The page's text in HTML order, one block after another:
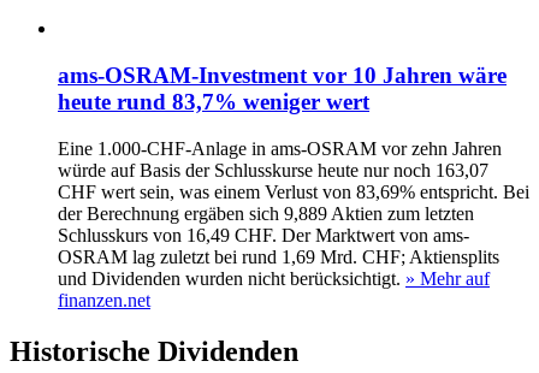
ams-OSRAM-Investment vor 10 Jahren wäre
heute rund 83,7% weniger wert
Eine 1.000-CHF-Anlage in ams-OSRAM vor zehn Jahren
würde auf Basis der Schlusskurse heute nur noch 163,07
CHF wert sein, was einem Verlust von 83,69% entspricht. Bei
der Berechnung ergäben sich 9,889 Aktien zum letzten
Schlusskurs von 16,49 CHF. Der Marktwert von ams-
OSRAM lag zuletzt bei rund 1,69 Mrd. CHF; Aktiensplits
und Dividenden wurden nicht berücksichtigt. » Mehr auf
finanzen.net
Historische Dividenden